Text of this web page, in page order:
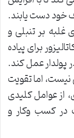
خود دست یابند.
غلبه بر تنبلی و
برای پیاده
از پدر پولدار عمل کند.
اما تقویت
از عوامل کلیدی
در کسب وکار و